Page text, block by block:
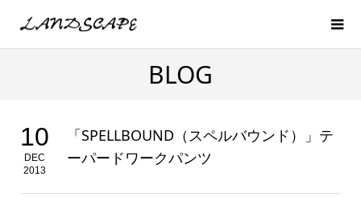
BLOG
10
DEC
2013
「SPELLBOUND（スペルバウンド）」テ
ーパードワークパンツ